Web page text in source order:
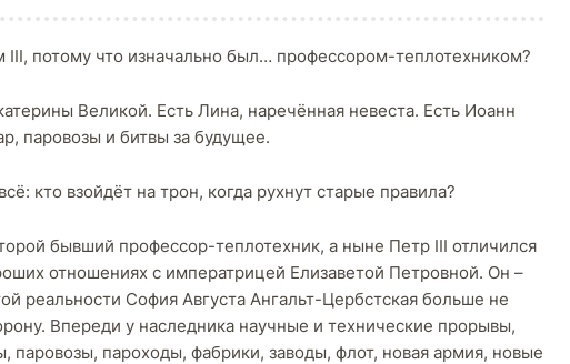
потому что изначально был… профессором-теплотехником?
Великой. Есть Лина, наречённая невеста. Есть Иоанн
паровозы и битвы за будущее.
кто взойдёт на трон, когда рухнут старые правила?
бывший профессор-теплотехник, а ныне Петр III отличился
отношениях с императрицей Елизаветой Петровной. Он –
реальности София Августа Ангальт-Цербстская больше не
Впереди у наследника научные и технические прорывы,
паровозы, пароходы, фабрики, заводы, флот, новая армия, новые